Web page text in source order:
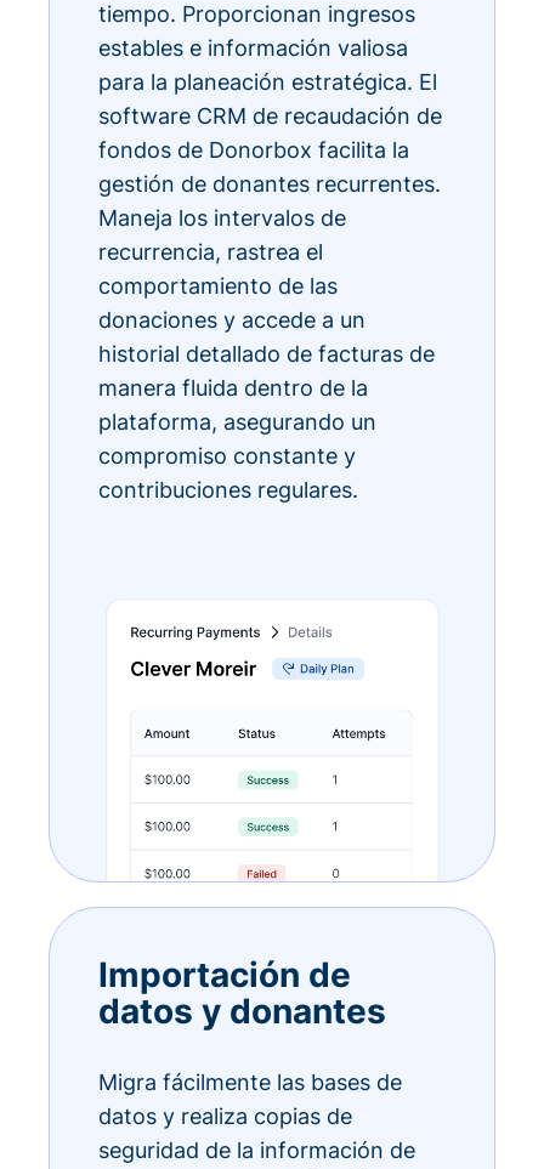
tiempo. Proporcionan ingresos
estables e información valiosa
para la planeación estratégica. El
software CRM de recaudación de
fondos de Donorbox facilita la
gestión de donantes recurrentes.
Maneja los intervalos de
recurrencia, rastrea el
comportamiento de las
donaciones y accede a un
historial detallado de facturas de
manera fluida dentro de la
plataforma, asegurando un
compromiso constante y
contribuciones regulares.
Importación de
datos y donantes
Migra fácilmente las bases de
datos y realiza copias de
seguridad de la información de